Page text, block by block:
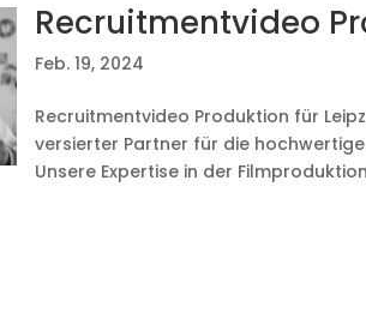
Recruitmentvideo
Feb. 19, 2024
Recruitmentvideo Produktion für
versierter Partner für die
Unsere Expertise in der